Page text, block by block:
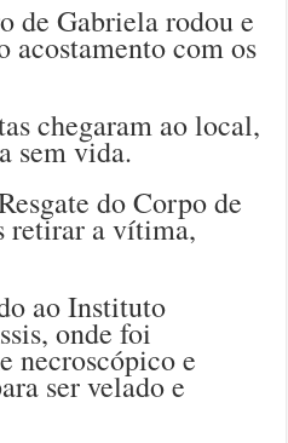
de Gabriela rodou e
acostamento com os
chegaram ao local,
sem vida.
do Corpo de
retirar a vítima,
ao Instituto
onde foi
necroscópico e
ser velado e